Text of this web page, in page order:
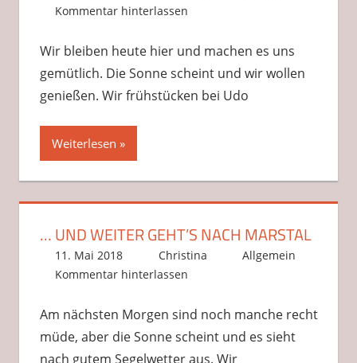
Kommentar hinterlassen
Wir bleiben heute hier und machen es uns
gemütlich. Die Sonne scheint und wir wollen
genießen. Wir frühstücken bei Udo
Weiterlesen
… UND WEITER GEHT’S NACH MARSTAL
11. Mai 2018 Christina
Allgemein
Kommentar hinterlassen
Am nächsten Morgen sind noch manche recht
müde, aber die Sonne scheint und es sieht
nach gutem Segelwetter aus. Wir